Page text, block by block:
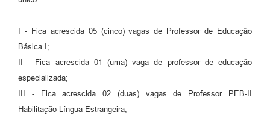
I - Fica acrescida 05 (cinco) vagas de Professor de Educação
Básica I;
II - Fica acrescida 01 (uma) vaga de professor de educação
especializada;
III - Fica acrescida 02 (duas) vagas de Professor PEB-II
Habilitação Língua Estrangeira;